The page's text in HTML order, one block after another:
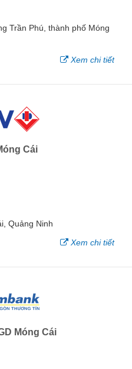
Trần Phú, thành phố Móng
Xem chi tiết
Cái
Quảng Ninh
Xem chi tiết
Móng Cái